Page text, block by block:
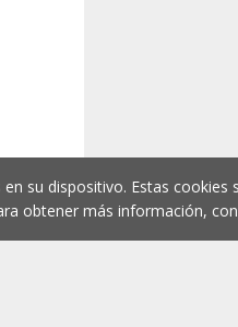
su dispositivo. Estas
obtener más información,